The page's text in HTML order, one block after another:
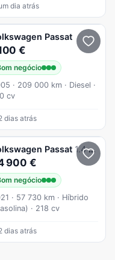
dia atrás
Passat
€
negócio
· 209 000 km · Diesel ·
cv
dias atrás
Passat 1.4 TSI GTE Plug-in
900 €
negócio
· 57 730 km · Híbrido
· 218 cv
dias atrás